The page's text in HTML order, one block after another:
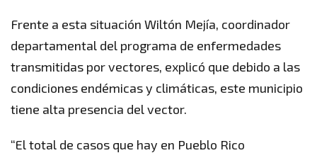
Frente a esta situación Wiltón Mejía, coordinador
departamental del programa de enfermedades
transmitidas por vectores, explicó que debido a las
condiciones endémicas y climáticas, este municipio
tiene alta presencia del vector.
“El total de casos que hay en Pueblo Rico